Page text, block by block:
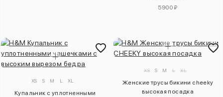
5900 ₽
XS S M L XL
Купальник с уплотненными
XS S M L XL
Женские трусы бикини cheeky
высокая посадка